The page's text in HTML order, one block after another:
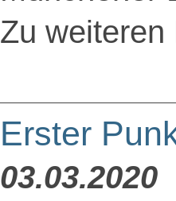
Zu weiteren
Erster
03.03.2020